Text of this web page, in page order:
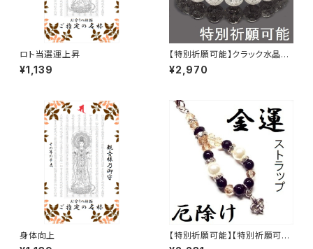
ロト当選運上昇
¥1,139
【特別祈願可能】クラック水晶パ
ワーストーンブレスレット_NS_B
1-17_275【お届まで3〜14日】
¥2,970
身体向上
【特別祈願可能】【特別祈願可
能】金運上昇&厄除け・シェルパ